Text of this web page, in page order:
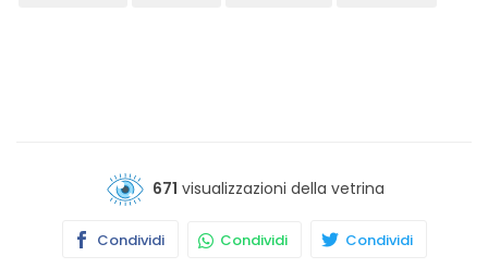
671 visualizzazioni della vetrina
Condividi Condividi Condividi